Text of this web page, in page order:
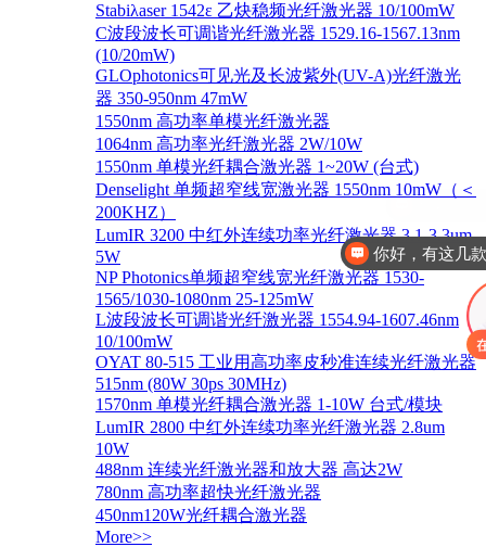
Stabiλaser 1542ε 乙炔稳频光纤激光器 10/100mW
C波段波长可调谐光纤激光器 1529.16-1567.13nm
(10/20mW)
GLOphotonics可见光及长波紫外(UV-A)光纤激光
器 350-950nm 47mW
1550nm 高功率单模光纤激光器
1064nm 高功率光纤激光器 2W/10W
1550nm 单模光纤耦合激光器 1~20W (台式)
Denselight 单频超窄线宽激光器 1550nm 10mW（＜
200KHZ）
LumIR 3200 中红外连续功率光纤激光器 3.1-3.3um
5W
NP Photonics单频超窄线宽光纤激光器 1530-
1565/1030-1080nm 25-125mW
L波段波长可调谐光纤激光器 1554.94-1607.46nm
10/100mW
OYAT 80-515 工业用高功率皮秒准连续光纤激光器
515nm (80W 30ps 30MHz)
1570nm 单模光纤耦合激光器 1-10W 台式/模块
LumIR 2800 中红外连续功率光纤激光器 2.8um
10W
488nm 连续光纤激光器和放大器 高达2W
780nm 高功率超快光纤激光器
450nm120W光纤耦合激光器
More>>
你好，有这几